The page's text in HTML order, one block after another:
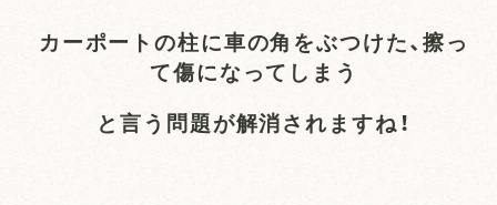
カーポートの柱に車の角をぶつけた、擦っ
て傷になってしまう
と言う問題が解消されますね！